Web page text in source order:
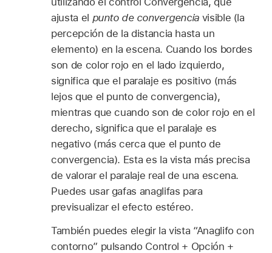
ajusta el punto de convergencia visible (la
percepción de la distancia hasta un
elemento) en la escena. Cuando los bordes
son de color rojo en el lado izquierdo,
significa que el paralaje es positivo (más
lejos que el punto de convergencia),
mientras que cuando son de color rojo en el
derecho, significa que el paralaje es
negativo (más cerca que el punto de
convergencia). Esta es la vista más precisa
de valorar el paralaje real de una escena.
Puedes usar gafas anaglifas para
previsualizar el efecto estéreo.
También puedes elegir la vista “Anaglifo con
contorno” pulsando Control + Opción +